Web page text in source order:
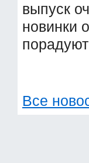
выпуск
новинки
Все